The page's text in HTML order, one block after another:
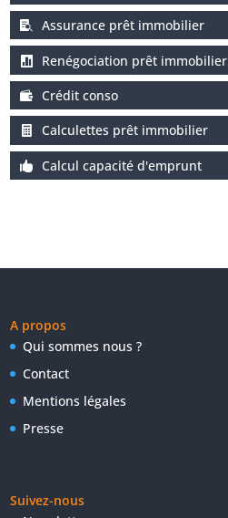
Assurance prêt immobilier
Renégociation prêt immobilier
Crédit conso
Calculettes prêt immobilier
Calcul capacité d'emprunt
A propos
Qui sommes nous ?
Contact
Mentions légales
Presse
Suivez-nous